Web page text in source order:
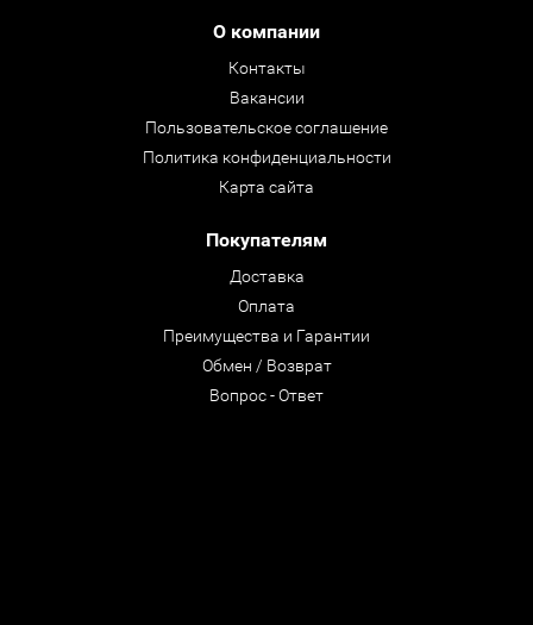
О компании
Контакты
Вакансии
Пользовательское соглашение
Политика конфиденциальности
Карта сайта
Покупателям
Доставка
Оплата
Преимущества и Гарантии
Обмен / Возврат
Вопрос - Ответ